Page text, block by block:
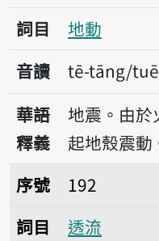
詞目
地動
音讀
tē-tāng/
華語
釋義
地震。由於
起地殼震動
序號192透流
序號
192
詞目
透流